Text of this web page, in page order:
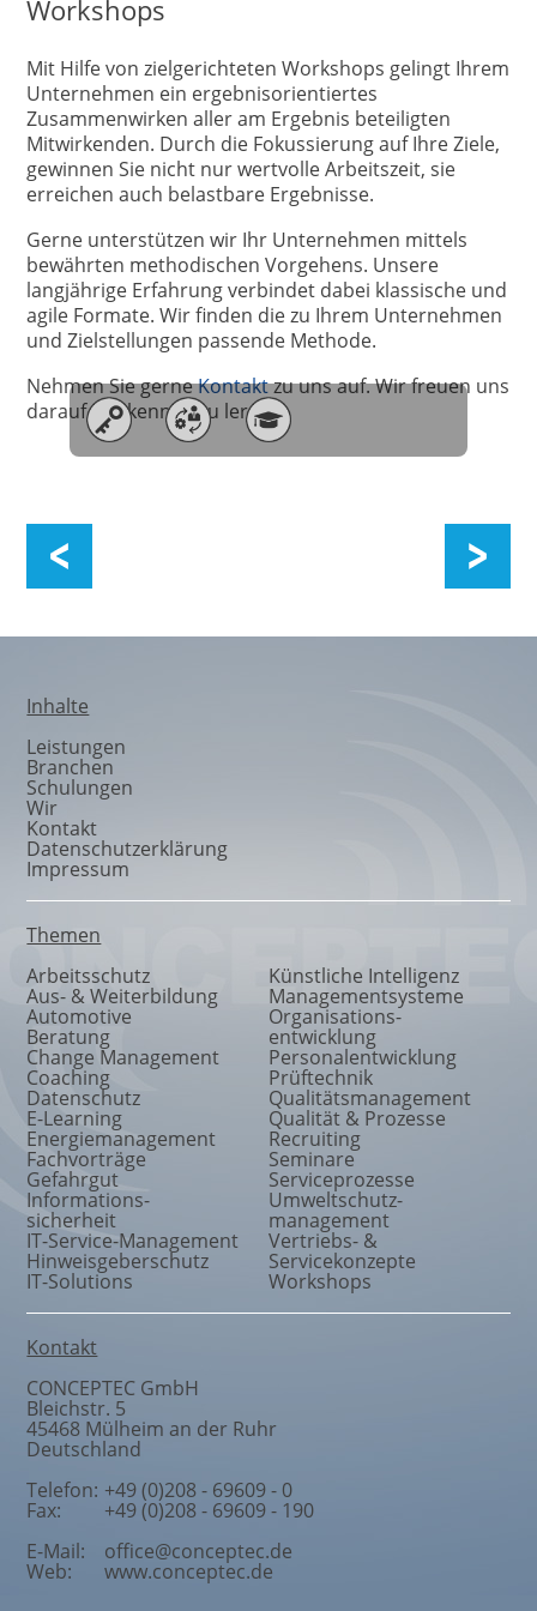
Workshops
Mit Hilfe von zielgerichteten Workshops gelingt Ihrem
Unternehmen ein ergebnisorientiertes
Zusammenwirken aller am Ergebnis beteiligten
Mitwirkenden. Durch die Fokussierung auf Ihre Ziele,
gewinnen Sie nicht nur wertvolle Arbeitszeit, sie
erreichen auch belastbare Ergebnisse.
Gerne unterstützen wir Ihr Unternehmen mittels
bewährten methodischen Vorgehens. Unsere
langjährige Erfahrung verbindet dabei klassische und
agile Formate. Wir finden die zu Ihrem Unternehmen
und Zielstellungen passende Methode.
Nehmen Sie gerneKontaktzu uns auf. Wir freuen uns
darauf, Sie kennen zu lernen.
Inhalte
Leistungen
Branchen
Schulungen
Wir
Kontakt
Datenschutzerklärung
Impressum
Themen
Arbeitsschutz
Aus- & Weiterbildung
Automotive
Beratung
Change Management
Coaching
Datenschutz
E-Learning
Energiemanagement
Fachvorträge
Gefahrgut
Informations-
sicherheit
IT-Service-Management
Hinweisgeberschutz
IT-Solutions
Künstliche Intelligenz
Managementsysteme
Organisations-
entwicklung
Personalentwicklung
Prüftechnik
Qualitätsmanagement
Qualität & Prozesse
Recruiting
Seminare
Serviceprozesse
Umweltschutz-
management
Vertriebs- &
Servicekonzepte
Workshops
Kontakt
CONCEPTEC GmbH
Bleichstr. 5
45468 Mülheim an der Ruhr
Deutschland
Telefon: +49 (0)208 - 69609 - 0
Fax:
+49 (0)208 - 69609 - 190
E-Mail:
office@conceptec.de
Web: www.conceptec.de